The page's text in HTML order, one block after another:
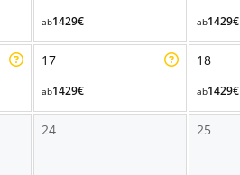
ab1429€ ab1429€
17
ab1429€
18
ab1429€
24 25